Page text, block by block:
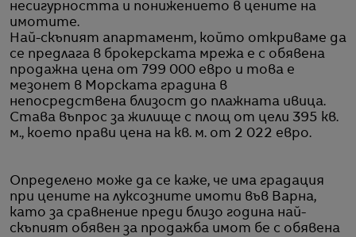
несигурността и понижението в цените на
имотите.
Най-скъпият апартамент, който откриваме да
се предлага в брокерската мрежа е с обявена
продажна цена от 799 000 евро и това е
мезонет в Морската градина в
непосредствена близост до плажната ивица.
Става въпрос за жилище с площ от цели 395 кв.
м., което прави цена на кв. м. от 2 022 евро.
Определено може да се каже, че има градация
при цените на луксозните имоти във Варна,
като за сравнение преди близо година най-
скъпият обявен за продажба имот бе с обявена